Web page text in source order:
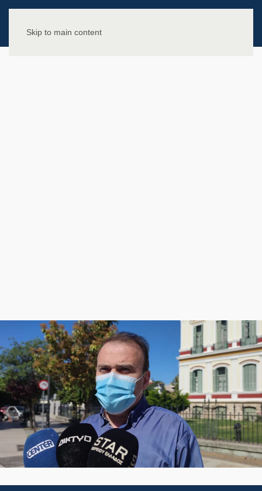
Skip to main content